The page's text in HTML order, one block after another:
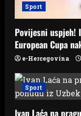
n
Sport
Povijesni uspjeh!
European Cupa
e-Hercegovina
Sport
Ivan Laća na